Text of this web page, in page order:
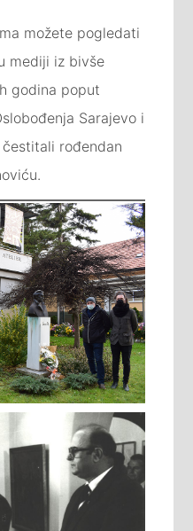
možete pogledati
mediji iz bivše
godina poput
Sarajevo i
rođendan